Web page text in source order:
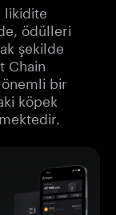
likidite
ödülleri
şekilde
Chain
bir
köpek